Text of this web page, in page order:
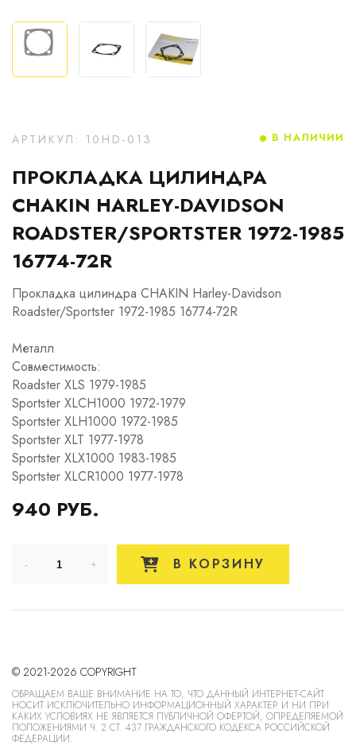
АРТИКУЛ: 10HD-013
ПРОКЛАДКА ЦИЛИНДРА
CHAKIN HARLEY-DAVIDSON
ROADSTER/SPORTSTER 1972-1985
16774-72R
Прокладка цилиндра CHAKIN Harley-Davidson
Roadster/Sportster 1972-1985 16774-72R
Металл
Совместимость:
Roadster XLS 1979-1985
Sportster XLCH1000 1972-1979
Sportster XLH1000 1972-1985
Sportster XLT 1977-1978
Sportster XLX1000 1983-1985
Sportster XLCR1000 1977-1978
940 РУБ.
В НАЛИЧИИ
В КОРЗИНУ
© 2021-2026 COPYRIGHT
ОБРАЩАЕМ ВАШЕ ВНИМАНИЕ НА ТО, ЧТО ДАННЫЙ ИНТЕРНЕТ-САЙТ
НОСИТ ИСКЛЮЧИТЕЛЬНО ИНФОРМАЦИОННЫЙ ХАРАКТЕР И НИ ПРИ
КАКИХ УСЛОВИЯХ НЕ ЯВЛЯЕТСЯ ПУБЛИЧНОЙ ОФЕРТОЙ, ОПРЕДЕЛЯЕМОЙ
ПОЛОЖЕНИЯМИ Ч. 2 СТ. 437 ГРАЖДАНСКОГО КОДЕКСА РОССИЙСКОЙ
ФЕДЕРАЦИИ.